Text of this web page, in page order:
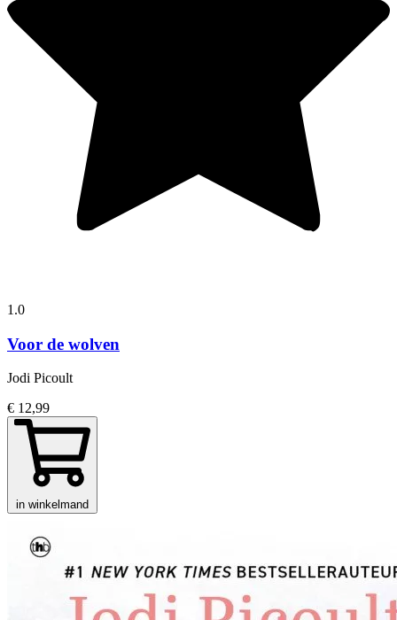
1.0
Voor de wolven
Jodi Picoult
€ 12,99
in winkelmand